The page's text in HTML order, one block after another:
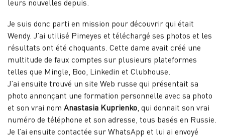
leurs nouvelles depuis.
Je suis donc parti en mission pour découvrir qui était
Wendy. J’ai utilisé Pimeyes et téléchargé ses photos et les
résultats ont été choquants. Cette dame avait créé une
multitude de faux comptes sur plusieurs plateformes
telles que Mingle, Boo, Linkedin et Clubhouse.
J’ai ensuite trouvé un site Web russe qui présentait sa
photo annonçant une formation personnelle avec sa photo
et son vrai nom Anastasia Kuprienko, qui donnait son vrai
numéro de téléphone et son adresse, tous basés en Russie.
Je l’ai ensuite contactée sur WhatsApp et lui ai envoyé